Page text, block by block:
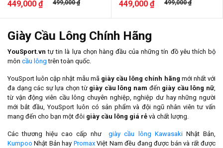
449,000 ₫ 499,000 ₫ 449,000 ₫ 499,000 ₫
Giày Cầu Lông Chính Hãng
YouSport.vn tự tin là lựa chọn hàng đầu của những tín đồ yêu thích bộ
môn cầu lôngtrên toàn quốc.
YouSport luôn cập nhật mẫu mã giày cầu lông chính hãng mới nhất với
đa dạng các sự lựa chọn từ giày cầu lông nam đến giày cầu lông nữ,
từ vận động viên cầu lông chuyên nghiệp, nghiệp dư hay những người
mới bắt đầu, YouSport luôn có sản phẩm và đội ngũ nhân viên tư vấn
mang đến cho bạn một đôi giày cầu lông giá rẻ và chất lượng.
Các thương hiệu cao cấp như giày cầu lông KawasakiNhật Bản,
KumpooNhật Bản hay PromaxViệt Nam đều đang được bán và rất được